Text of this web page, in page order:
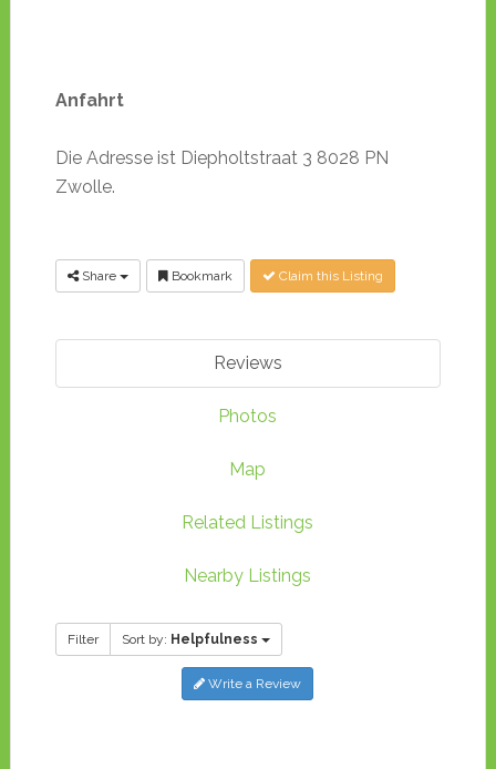
Anfahrt
Die Adresse ist Diepholtstraat 3 8028 PN
Zwolle.
Share Bookmark Claim this Listing
Reviews
Photos
Map
Related Listings
Nearby Listings
Filter Sort by: Helpfulness
Write a Review